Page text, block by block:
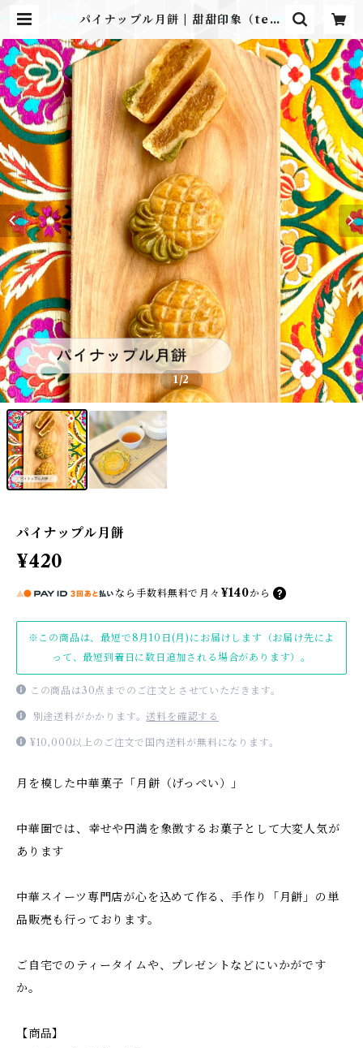
パイナップル月餅 | 甜甜印象（ten-
1/2
パイナップル月餅
¥420
なら 手数料無料で 月々 ¥140から
※この商品は、最短で8月10日(月)にお届けします（お届け先によ
って、最短到着日に数日追加される場合があります）。
この商品は30点までのご注文とさせていただきます。
別途送料がかかります。送料を確認する
¥10,000以上のご注文で国内送料が無料になります。
月を模した中華菓子「月餅（げっぺい）」
中華圏では、幸せや円満を象徴するお菓子として大変人気が
あります
中華スイーツ専門店が心を込めて作る、手作り「月餅」の単
品販売も行っております。
ご自宅でのティータイムや、プレゼントなどにいかがです
か。
【商品】